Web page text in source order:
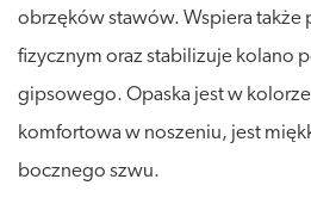
obrzęków stawów. Wspiera także
fizycznym oraz stabilizuje kolano
gipsowego. Opaska jest w
komfortowa w noszeniu, jest
bocznego szwu.